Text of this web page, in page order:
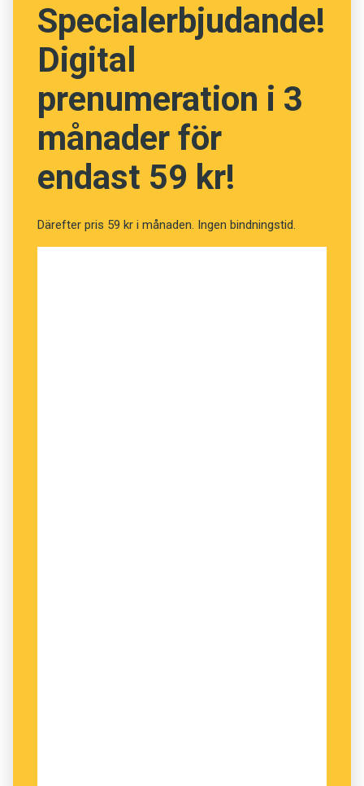
NÄSTA FRÅGA
Specialerbjudande!
Digital
prenumeration i 3
månader för
endast 59 kr!
Därefter pris 59 kr i månaden. Ingen bindningstid.